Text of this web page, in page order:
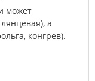
может
а
конгрев).